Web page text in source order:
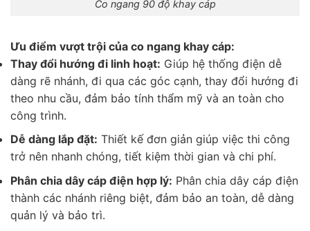
Co ngang 90 độ khay cáp
Ưu điểm vượt trội của co ngang khay cáp:
Thay đổi hướng đi linh hoạt: Giúp hệ thống điện dễ
dàng rẽ nhánh, đi qua các góc cạnh, thay đổi hướng đi
theo nhu cầu, đảm bảo tính thẩm mỹ và an toàn cho
công trình.
Dễ dàng lắp đặt: Thiết kế đơn giản giúp việc thi công
trở nên nhanh chóng, tiết kiệm thời gian và chi phí.
Phân chia dây cáp điện hợp lý: Phân chia dây cáp điện
thành các nhánh riêng biệt, đảm bảo an toàn, dễ dàng
quản lý và bảo trì.